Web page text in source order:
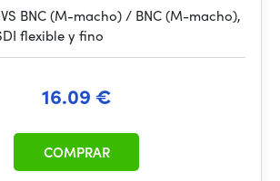
BNC (M-macho) / BNC (M-macho),
flexible y fino
16.09 €
COMPRAR